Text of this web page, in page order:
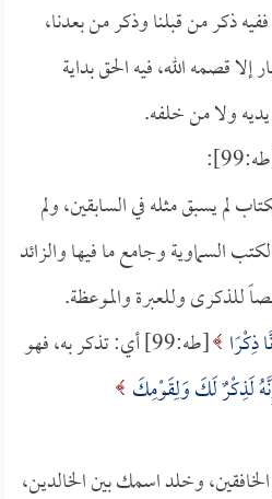
ذكر من قبلنا وذكر من بعدنا،
قصمه الله، فيه الحق بداية
يديه ولا من خلفه.
لم يسبق مثله في السابقين، ولم
السماوية وجامع ما فيها والزائد
للذكرى وللعبرة والموعظة.
ذِكْرًا
[طه:99] أي: تذكر به، فهو
لَذِكْرٌ لَكَ وَلِقَوْمِكَ
وخلد اسمك بين الخالدين،